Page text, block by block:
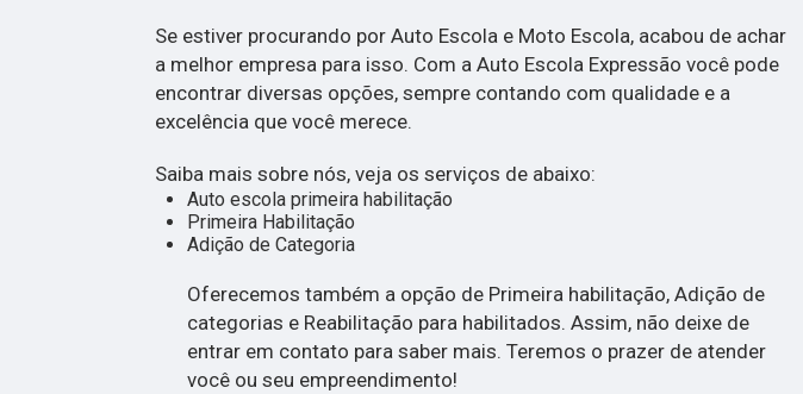
Se estiver procurando por Auto Escola e Moto Escola, acabou de achar
a melhor empresa para isso. Com a Auto Escola Expressão você pode
encontrar diversas opções, sempre contando com qualidade e a
excelência que você merece.
Saiba mais sobre nós, veja os serviços de abaixo:
Auto escola primeira habilitação
Primeira Habilitação
Adição de Categoria
Oferecemos também a opção de Primeira habilitação, Adição de
categorias e Reabilitação para habilitados. Assim, não deixe de
entrar em contato para saber mais. Teremos o prazer de atender
você ou seu empreendimento!